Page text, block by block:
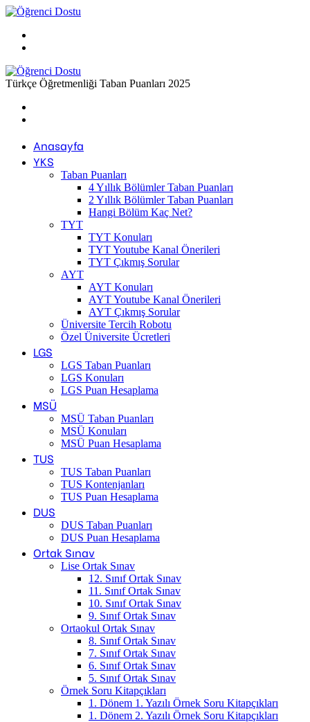
...
Türkçe Öğretmenliği Taban Puanları 2025
Anasayfa
YKS
Taban Puanları
4 Yıllık Bölümler Taban Puanları
2 Yıllık Bölümler Taban Puanları
Hangi Bölüm Kaç Net?
TYT
TYT Konuları
TYT Youtube Kanal Önerileri
TYT Çıkmış Sorular
AYT
AYT Konuları
AYT Youtube Kanal Önerileri
AYT Çıkmış Sorular
Üniversite Tercih Robotu
Özel Üniversite Ücretleri
LGS
LGS Taban Puanları
LGS Konuları
LGS Puan Hesaplama
MSÜ
MSÜ Taban Puanları
MSÜ Konuları
MSÜ Puan Hesaplama
TUS
TUS Taban Puanları
TUS Kontenjanları
TUS Puan Hesaplama
DUS
DUS Taban Puanları
DUS Puan Hesaplama
Ortak Sınav
Lise Ortak Sınav
12. Sınıf Ortak Sınav
11. Sınıf Ortak Sınav
10. Sınıf Ortak Sınav
9. Sınıf Ortak Sınav
Ortaokul Ortak Sınav
8. Sınıf Ortak Sınav
7. Sınıf Ortak Sınav
6. Sınıf Ortak Sınav
5. Sınıf Ortak Sınav
Örnek Soru Kitapçıkları
1. Dönem 1. Yazılı Örnek Soru Kitapçıkları
1. Dönem 2. Yazılı Örnek Soru Kitapçıkları